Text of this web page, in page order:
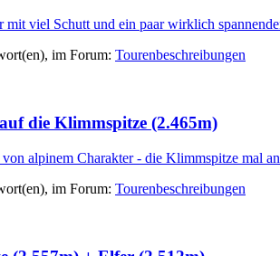
viel Schutt und ein paar wirklich
im Forum: Tourenbeschreibungen
die Klimmspitze (2.465m)
von alpinem Charakter - die Klimmspitze mal
im Forum: Tourenbeschreibungen